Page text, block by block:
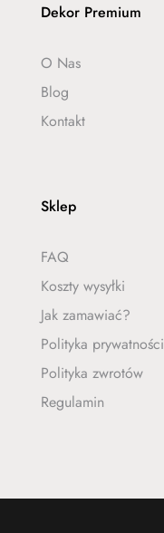
Dekor Premium
O Nas
Blog
Kontakt
Sklep
FAQ
Koszty wysyłki
Jak zamawiać?
Polityka prywatności
Polityka zwrotów
Regulamin